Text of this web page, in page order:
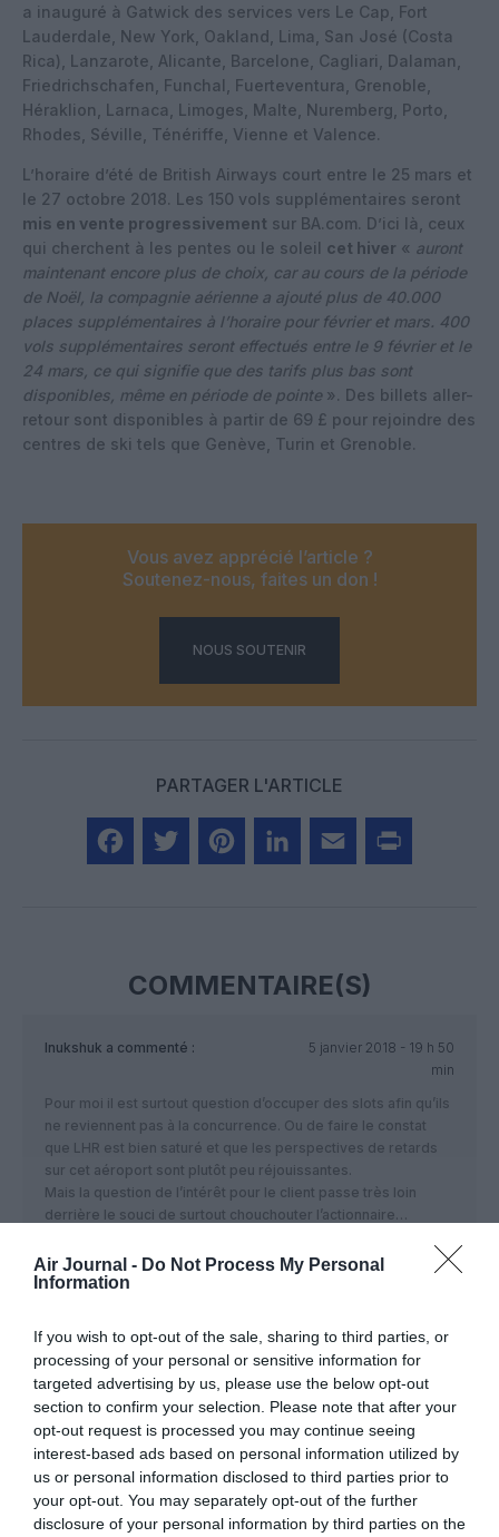
Air Journal - Do Not Process My Personal
Information
If you wish to opt-out of the sale, sharing to third parties, or
processing of your personal or sensitive information for
targeted advertising by us, please use the below opt-out
section to confirm your selection. Please note that after your
opt-out request is processed you may continue seeing
interest-based ads based on personal information utilized by
us or personal information disclosed to third parties prior to
your opt-out. You may separately opt-out of the further
disclosure of your personal information by third parties on the
a inauguré à Gatwick des services vers Le Cap, Fort
Lauderdale, New York, Oakland, Lima, San José (Costa
Rica), Lanzarote, Alicante, Barcelone, Cagliari, Dalaman,
Friedrichschafen, Funchal, Fuerteventura, Grenoble,
Héraklion, Larnaca, Limoges, Malte, Nuremberg, Porto,
Rhodes, Séville, Ténériffe, Vienne et Valence.
L’horaire d’été de British Airways court entre le 25 mars et
le 27 octobre 2018. Les 150 vols supplémentaires seront
mis en vente progressivement sur BA.com. D’ici là, ceux
qui cherchent à les pentes ou le soleil cet hiver « auront
maintenant encore plus de choix, car au cours de la période
de Noël, la compagnie aérienne a ajouté plus de 40.000
places supplémentaires à l’horaire pour février et mars. 400
vols supplémentaires seront effectués entre le 9 février et le
24 mars, ce qui signifie que des tarifs plus bas sont
disponibles, même en période de pointe ». Des billets aller-
retour sont disponibles à partir de 69 £ pour rejoindre des
centres de ski tels que Genève, Turin et Grenoble.
Vous avez apprécié l’article ?
Soutenez-nous, faites un don !
NOUS SOUTENIR
PARTAGER L'ARTICLE
COMMENTAIRE(S)
Inukshuk a commenté :
5 janvier 2018 - 19 h 50
min
Pour moi il est surtout question d’occuper des slots afin qu’ils
ne reviennent pas à la concurrence. Ou de faire le constat
que LHR est bien saturé et que les perspectives de retards
sur cet aéroport sont plutôt peu réjouissantes.
Mais la question de l’intérêt pour le client passe très loin
derrière le souci de surtout chouchouter l’actionnaire…
RÉPONDRE
" Pour moi"... Oui, justement: Pour
VOUS!a commenté :
6 janvier 2018 - 9 h 48 min
Et donc, votre post n’a d’intérêt que pour vous meme!
Je présume que tout ceux qui voyageront sur ces lignes ne
seront pas d’accord avec vous…
Ceux qui voyageront ailleurs, comme tout ceux qui ne
voyagent pas ne verront aucun intérêt à votre ( re)sentiment.
RÉPONDRE